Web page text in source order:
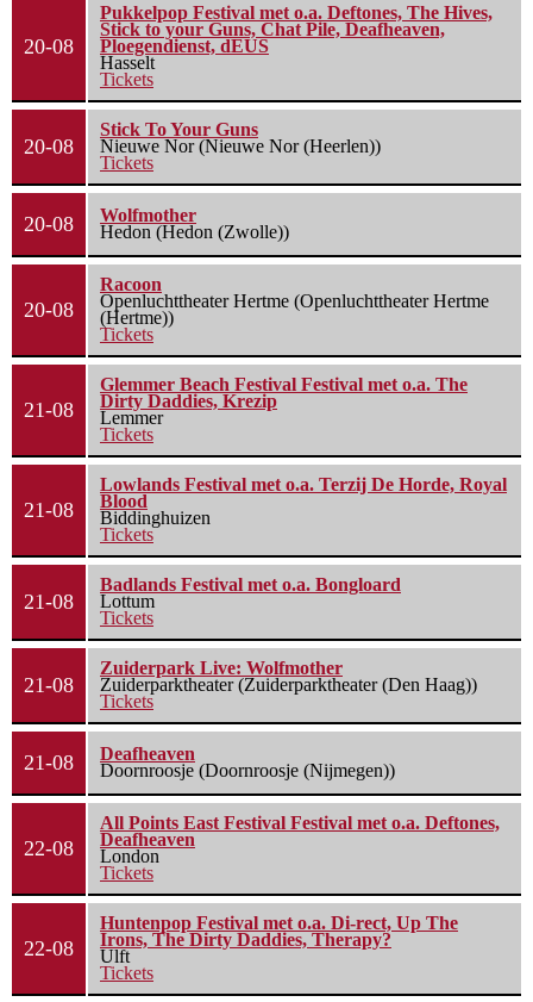
20-08
Pukkelpop Festival met o.a. Deftones, The Hives,
Stick to your Guns, Chat Pile, Deafheaven,
Ploegendienst, dEUS
Hasselt
Tickets
20-08
Stick To Your Guns
Nieuwe Nor (Nieuwe Nor (Heerlen))
Tickets
20-08
Wolfmother
Hedon (Hedon (Zwolle))
20-08
Racoon
Openluchttheater Hertme (Openluchttheater Hertme
(Hertme))
Tickets
21-08
Glemmer Beach Festival Festival met o.a. The
Dirty Daddies, Krezip
Lemmer
Tickets
21-08
Lowlands Festival met o.a. Terzij De Horde, Royal
Blood
Biddinghuizen
Tickets
21-08
Badlands Festival met o.a. Bongloard
Lottum
Tickets
21-08
Zuiderpark Live: Wolfmother
Zuiderparktheater (Zuiderparktheater (Den Haag))
Tickets
21-08
Deafheaven
Doornroosje (Doornroosje (Nijmegen))
22-08
All Points East Festival Festival met o.a. Deftones,
Deafheaven
London
Tickets
22-08
Huntenpop Festival met o.a. Di-rect, Up The
Irons, The Dirty Daddies, Therapy?
Ulft
Tickets